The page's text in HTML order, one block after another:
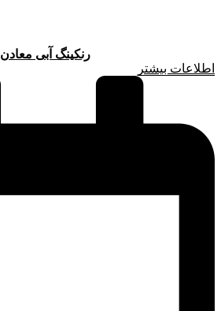
رنکینگ آبی معادن
اطلاعات بیشتر